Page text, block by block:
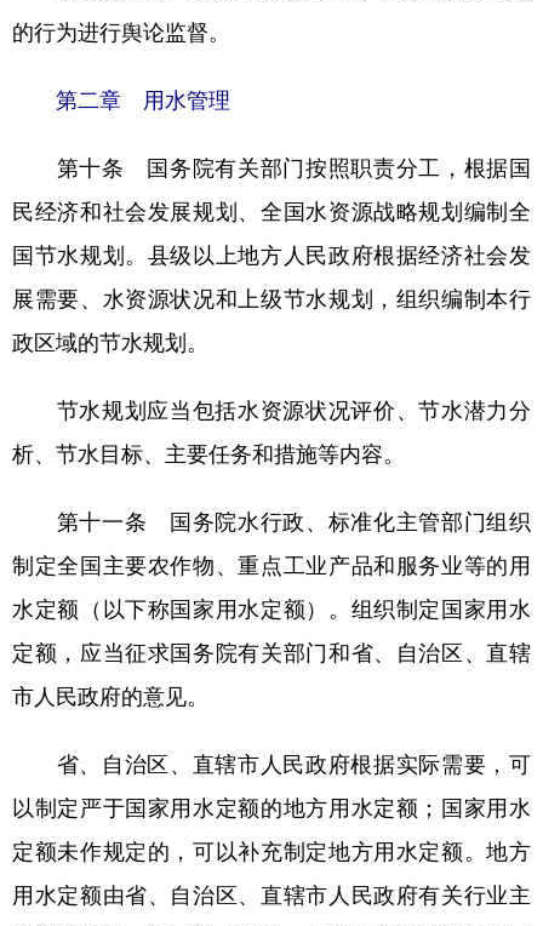
的行为进行舆论监督。
第二章 用水管理
第十条 国务院有关部门按照职责分工，根据国
民经济和社会发展规划、全国水资源战略规划编制全
国节水规划。县级以上地方人民政府根据经济社会发
展需要、水资源状况和上级节水规划，组织编制本行
政区域的节水规划。
节水规划应当包括水资源状况评价、节水潜力分
析、节水目标、主要任务和措施等内容。
第十一条 国务院水行政、标准化主管部门组织
制定全国主要农作物、重点工业产品和服务业等的用
水定额（以下称国家用水定额）。组织制定国家用水
定额，应当征求国务院有关部门和省、自治区、直辖
市人民政府的意见。
省、自治区、直辖市人民政府根据实际需要，可
以制定严于国家用水定额的地方用水定额；国家用水
定额未作规定的，可以补充制定地方用水定额。地方
用水定额由省、自治区、直辖市人民政府有关行业主